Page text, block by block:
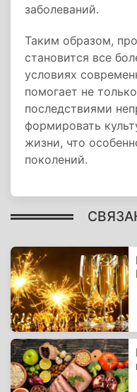
заболеваний.
Таким образом,
становится все
условиях
помогает не
последствиями
формировать
жизни, что
поколений.